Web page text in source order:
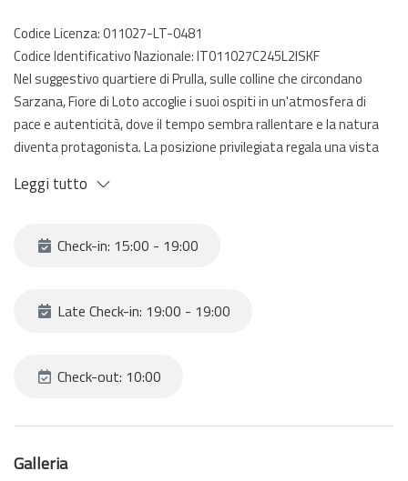
Codice Licenza: 011027-LT-0481
Codice Identificativo Nazionale: IT011027C245L2ISKF
Nel suggestivo quartiere di Prulla, sulle colline che circondano
Sarzana, Fiore di Loto accoglie i suoi ospiti in un'atmosfera di
pace e autenticità, dove il tempo sembra rallentare e la natura
diventa protagonista. La posizione privilegiata regala una vista
offrendo scenari sempre diversi e tramonti capaci di lasciare il
amici che desiderano condividere momenti speciali senza
luminose e accoglienti, di cui quattro matrimoniali e una singola,
Gli ampi spazi esterni invitano a vivere la casa in ogni momento
Leggi tutto
Check-in: 15:00 - 19:00
Late Check-in: 19:00 - 19:00
Check-out: 10:00
Galleria